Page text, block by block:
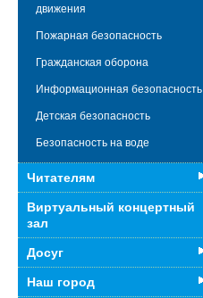
движения
Пожарная безопасность
Гражданская оборона
Информационная безопасность
Детская безопасность
Безопасность на воде
Читателям
Виртуальный концертный
зал
Досуг
Наш город